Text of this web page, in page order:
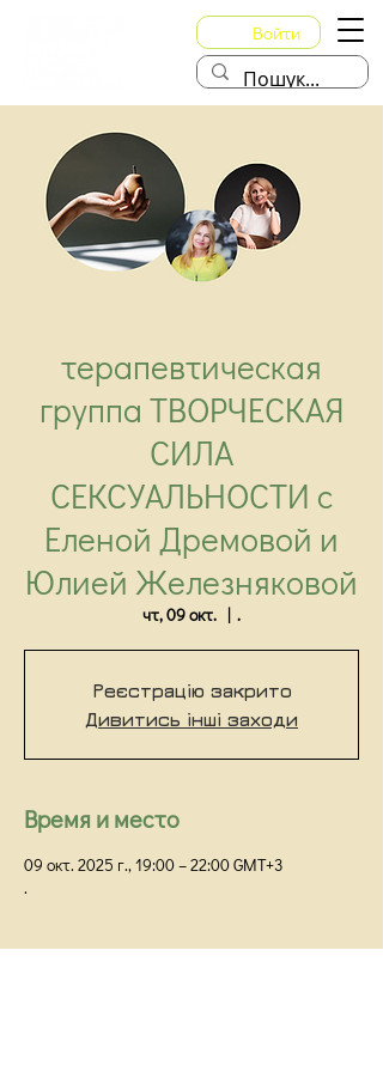
Войти
терапевтическая
группа ТВОРЧЕСКАЯ
СИЛА
СЕКСУАЛЬНОСТИ с
Еленой Дремовой и
Юлией Железняковой
чт, 09 окт.
  |
.
Реєстрацію закрито
Дивитись інші заходи
Время и место
09 окт. 2025 г., 19:00 – 22:00 GMT+3
.